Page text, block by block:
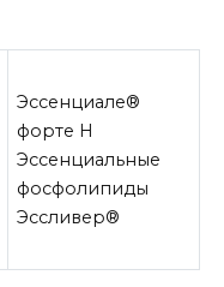
Эссенциале®
форте Н
Эссенциальные
фосфолипиды
Эссливер®